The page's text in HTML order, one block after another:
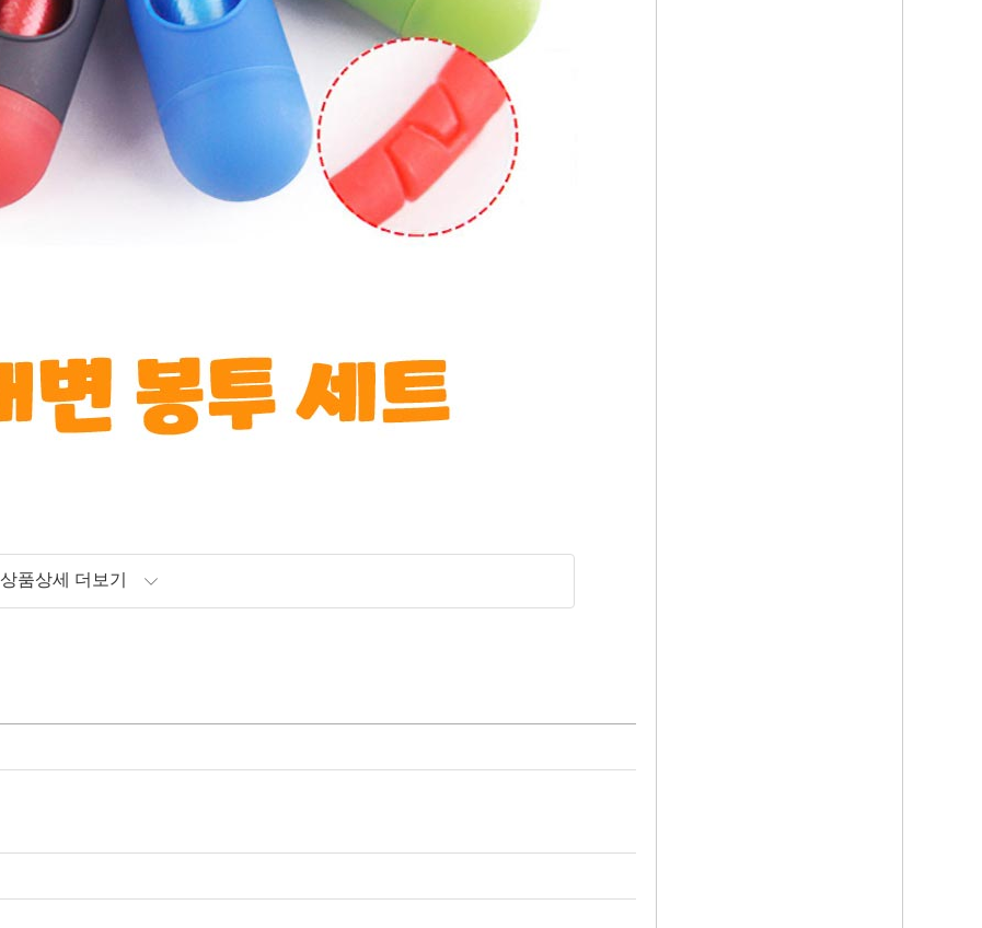
상품상세 더보기